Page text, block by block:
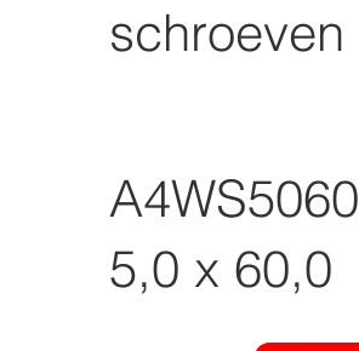
schroeven
A4WS5060
5,0 x 60,0